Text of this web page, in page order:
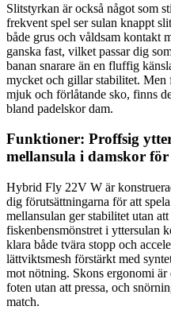
Slitstyrkan är också något som
frekvent spel ser sulan knappt
både grus och våldsam kontakt
ganska fast, vilket passar dig
banan snarare än en fluffig
mycket och gillar stabilitet. Men
mjuk och förlåtande sko, finns
bland padelskor dam.
Funktioner: Proffsig
mellansula i damskor
Hybrid Fly 22V W är
dig förutsättningarna för att
mellansulan ger stabilitet utan
fiskenbensmönstret i yttersulan
klara både tvära stopp och
lättviktsmesh förstärkt med
mot nötning. Skons ergonomi är
foten utan att pressa, och
match.